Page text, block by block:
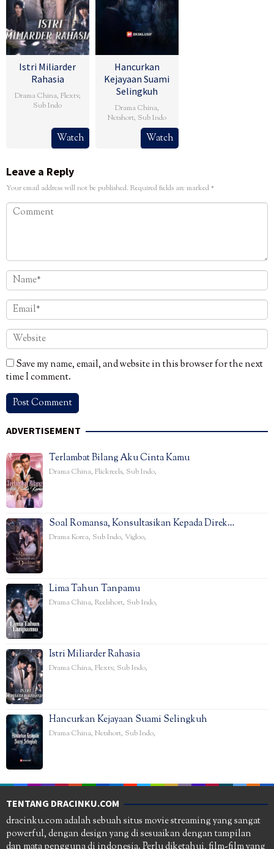
Istri Miliarder
Rahasia
Drama China, Flextv,
Sub Indo
Watch
Hancurkan
Kejayaan Suami
Selingkuh
Drama China,
Netshort, Sub Indo
Watch
Leave a Reply
Your email address will not be published. Required fields are marked*
Save my name, email, and website in this browser for the next
time I comment.
ADVERTISEMENT
Terlambat Bilang Aku Cinta Kamu
Drama China, Flickreels, Sub Indo,
Soal Romansa, Konsultasikan Kepada Direk…
Drama Korea, Sub Indo, Vigloo,
Lima Tahun Tanpamu
Drama China, Reelshort, Sub Indo,
Istri Miliarder Rahasia
Drama China, Flextv, Sub Indo,
Hancurkan Kejayaan Suami Selingkuh
Drama China, Netshort, Sub Indo,
TENTANG DRACINKU.COM
dracinku.com adalah sebuah situs movie streaming yang sangat
powerful, dengan design yang di sesuaikan dengan tampilan